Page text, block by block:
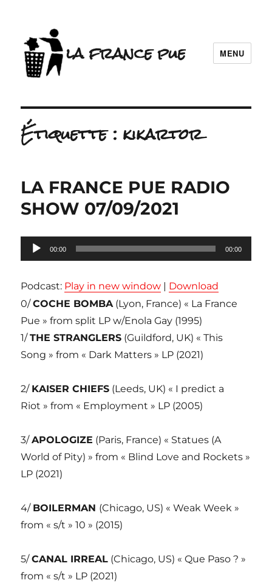
la france pue MENU
Étiquette : kikartor
LA FRANCE PUE RADIO
SHOW 07/09/2021
Lecteur
audio
00:00 00:00
Podcast: Play in new window | Download
0/COCHE BOMBA(Lyon, France) « La France
Pue » from split LP w/Enola Gay (1995)
1/THE STRANGLERS (Guildford, UK) « This
Song » from « Dark Matters » LP (2021)
2/ KAISER CHIEFS (Leeds, UK) « I predict a
Riot » from « Employment » LP (2005)
3/APOLOGIZE (Paris, France) « Statues (A
World of Pity) » from « Blind Love and Rockets »
LP (2021)
4/ BOILERMAN (Chicago, US) « Weak Week »
from « s/t » 10 » (2015)
5/CANAL IRREAL (Chicago, US) « Que Paso ? »
from « s/t » LP (2021)